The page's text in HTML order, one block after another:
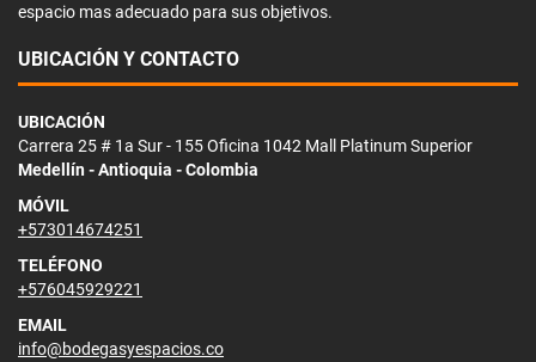
espacio mas adecuado para sus objetivos.
UBICACIÓN Y CONTACTO
UBICACIÓN
Carrera 25 # 1a Sur - 155 Oficina 1042 Mall Platinum Superior
Medellín - Antioquia - Colombia
MÓVIL
+573014674251
TELÉFONO
+576045929221
EMAIL
info@bodegasyespacios.co